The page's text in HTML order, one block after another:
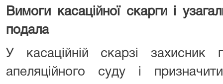
Вимоги касаційної скарги і
подала
У касаційній скарзі захисник
апеляційного суду і